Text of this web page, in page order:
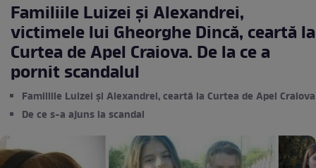
Familiile Luizei și Alexandrei,
victimele lui Gheorghe Dincă, ceartă la
Curtea de Apel Craiova. De la ce a
pornit scandalul
Familiile Luizei și Alexandrei, ceartă la Curtea de Apel Craiova
De ce s-a ajuns la scandal